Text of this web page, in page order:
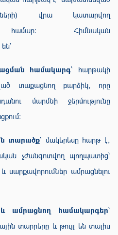
վրա կատարվող
համար։ Հիմնական
համակարգ՝ հարթակի
տաքացնող բարձիկ, որը
մարմնի ջերմությունը
տարածք՝ մակերեսը հարթ է,
չժանգոտվող պողպատից՝
և սարքավորումներ ամրացնելու
ամրացնող համակարգեր՝
տարրերը և թույլ են տալիս